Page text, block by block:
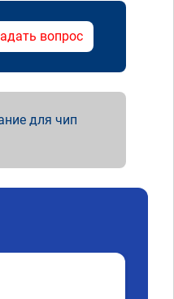
вопрос
для чип